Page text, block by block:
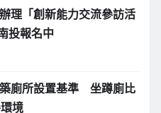
理「創新能力交流參訪活
投報名中
廁所設置基準 坐蹲廁比
境